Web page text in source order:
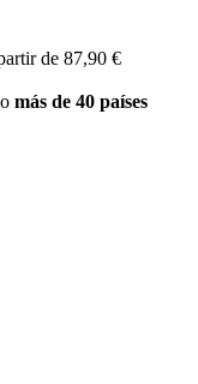
de 87,90 €
más de 40 países